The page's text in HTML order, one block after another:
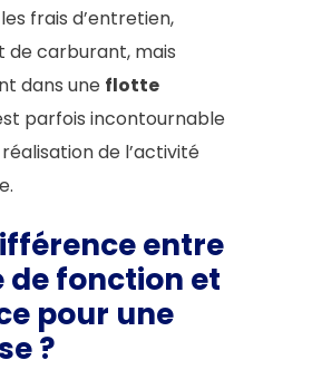
frais d’entretien,
de carburant, mais
dans une flotte
parfois incontournable
de l’activité
entre
de fonction et
pour une
?